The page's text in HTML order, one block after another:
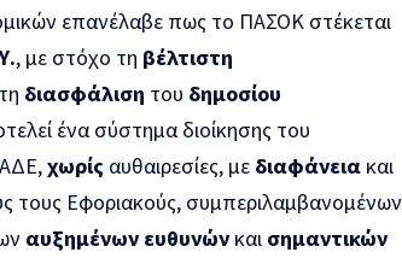
επανέλαβε πως το ΠΑΣΟΚ στέκεται
, με στόχο τη βέλτιστη
διασφάλιση του δημοσίου
ένα σύστημα διοίκησης του
χωρίς αυθαιρεσίες, με διαφάνεια και
τους Εφοριακούς, συμπεριλαμβανομένων
αυξημένων ευθυνών και σημαντικών